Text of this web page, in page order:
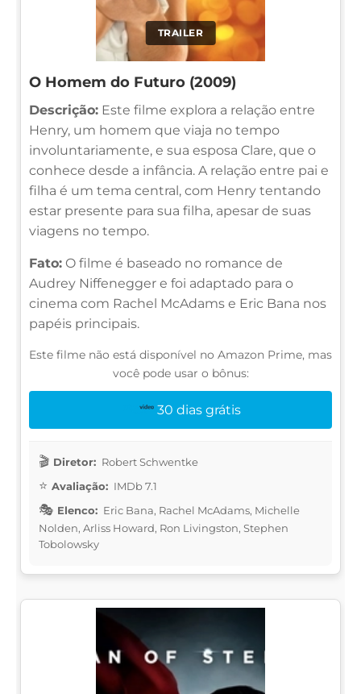
TRAILER
O Homem do Futuro (2009)
Descrição: Este filme explora a relação entre
Henry, um homem que viaja no tempo
involuntariamente, e sua esposa Clare, que o
conhece desde a infância. A relação entre pai e
filha é um tema central, com Henry tentando
estar presente para sua filha, apesar de suas
viagens no tempo.
Fato: O filme é baseado no romance de
Audrey Niffenegger e foi adaptado para o
cinema com Rachel McAdams e Eric Bana nos
papéis principais.
Este filme não está disponível no Amazon Prime, mas
você pode usar o bônus:
30 dias grátis
Diretor: Robert Schwentke
Avaliação: IMDb 7.1
Elenco: Eric Bana, Rachel McAdams, Michelle
Nolden, Arliss Howard, Ron Livingston, Stephen
Tobolowsky